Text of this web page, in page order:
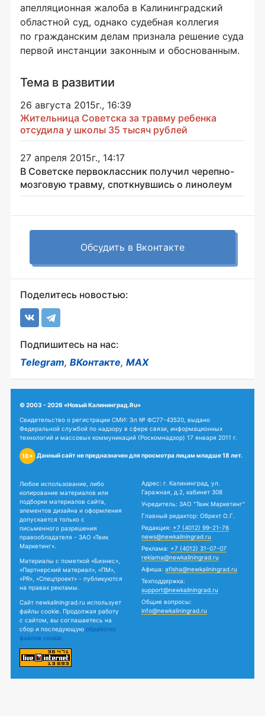
апелляционная жалоба в Калининградский
областной суд, однако судебная коллегия
по гражданским делам признала решение суда
первой инстанции законным и обоснованным.
Тема в развитии
26 августа 2015г., 16:39
Жительница Советска за травму ребенка
отсудила у школы 35 тысяч рублей
27 апреля 2015г., 14:17
В Советске первоклассник получил черепно-
мозговую травму, споткнувшись о линолеум
Обсудить в Вконтакте
Поделитесь новостью:
Подпишитесь на нас:
Telegram, ВКонтакте, MAX
© 2003 - 2026 «Новый Калининград.Ru»
Свидетельство о регистрации СМИ: Эл № ФС77-43520, выдано
Федеральной службой по надзору в сфере связи, информационных
технологий и массовых коммуникаций (Роскомнадзор) 17 января 2011 г.
18+ Данный сайт не предназначен для просмотра лицам младше 18 лет.
Любое использование, либо
копирование материалов или
подборки материалов сайта,
элементов дизайна и оформления
допускается только с
письменного разрешения
правообладателя - ЗАО «Твик
Маркетинг».
Материалы с пометкой «Бизнес»,
«Партнерский материал», «ПМ»,
«PR», «Спецпроект» - публикуются
на правах рекламы.
Сайт newkaliningrad.ru использует
файлы cookie. Продолжая работу
с сайтом, вы соглашаетесь на
сбор и последующую обработку
файлов cookie.
Адрес: г. Калининград, ул.
Гаражная, д.2, кабинет 308
Учредитель: ЗАО "Твик Маркетинг"
Главный редактор: Обрехт О.Г.
Редакция: +7 (4012) 99-21-76
news@newkaliningrad.ru
Реклама: +7 (4012) 31-07-07
reklama@newkaliningrad.ru
Афиша: afisha@newkaliningrad.ru
Техподдержка:
support@newkaliningrad.ru
Общие вопросы:
info@newkaliningrad.ru